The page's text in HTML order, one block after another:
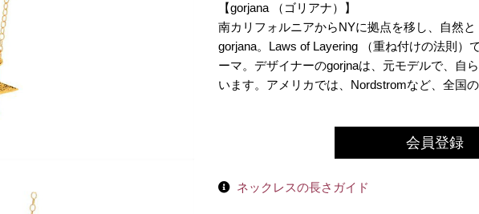
【gorjana （ゴリアナ）】
南カリフォルニアからNYに拠点を移し、自然
gorjana。Laws of Layering （重ね付けの法則）
ーマ。デザイナーのgorjnaは、元モデルで、自
います。アメリカでは、Nordstromなど、全国
会員登録
ネックレスの長さガイド